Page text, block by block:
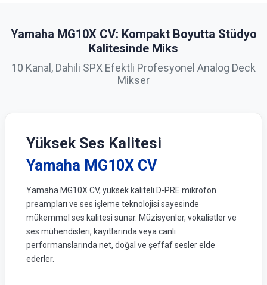
Yamaha MG10X CV: Kompakt Boyutta Stüdyo
Kalitesinde Miks
10 Kanal, Dahili SPX Efektli Profesyonel Analog Deck
Mikser
Yüksek Ses Kalitesi
Yamaha MG10X CV
Yamaha MG10X CV, yüksek kaliteli D-PRE mikrofon
preampları ve ses işleme teknolojisi sayesinde
mükemmel ses kalitesi sunar. Müzisyenler, vokalistler ve
ses mühendisleri, kayıtlarında veya canlı
performanslarında net, doğal ve şeffaf sesler elde
ederler.